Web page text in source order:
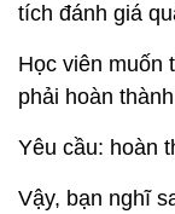
tích đánh giá
Học viên muốn
phải hoàn
Yêu cầu: hoàn
Vậy, bạn nghĩ